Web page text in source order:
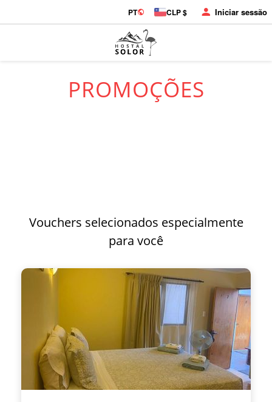
PT CLP $ Iniciar sessão
PROMOÇÕES
Vouchers selecionados especialmente
para você